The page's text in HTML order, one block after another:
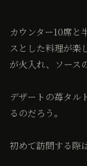
カウンター10席と
スとした料理が楽
が火入れ、ソース
デザートの苺タル
るのだろう。
初めて訪問する際